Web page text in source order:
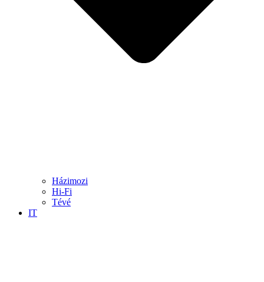
Házimozi
Hi-Fi
Tévé
IT